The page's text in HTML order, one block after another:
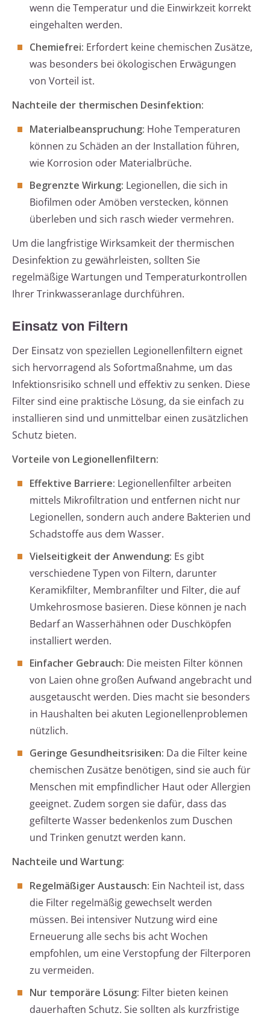
wenn die Temperatur und die Einwirkzeit korrekt
eingehalten werden.
Chemiefrei: Erfordert keine chemischen Zusätze,
was besonders bei ökologischen Erwägungen
von Vorteil ist.
Nachteile der thermischen Desinfektion:
Materialbeanspruchung: Hohe Temperaturen
können zu Schäden an der Installation führen,
wie Korrosion oder Materialbrüche.
Begrenzte Wirkung: Legionellen, die sich in
Biofilmen oder Amöben verstecken, können
überleben und sich rasch wieder vermehren.
Um die langfristige Wirksamkeit der thermischen
Desinfektion zu gewährleisten, sollten Sie
regelmäßige Wartungen und Temperaturkontrollen
Ihrer Trinkwasseranlage durchführen.
Einsatz von Filtern
Der Einsatz von speziellen Legionellenfiltern eignet
sich hervorragend als Sofortmaßnahme, um das
Infektionsrisiko schnell und effektiv zu senken. Diese
Filter sind eine praktische Lösung, da sie einfach zu
installieren sind und unmittelbar einen zusätzlichen
Schutz bieten.
Vorteile von Legionellenfiltern:
Effektive Barriere: Legionellenfilter arbeiten
mittels Mikrofiltration und entfernen nicht nur
Legionellen, sondern auch andere Bakterien und
Schadstoffe aus dem Wasser.
Vielseitigkeit der Anwendung: Es gibt
verschiedene Typen von Filtern, darunter
Keramikfilter, Membranfilter und Filter, die auf
Umkehrosmose basieren. Diese können je nach
Bedarf an Wasserhähnen oder Duschköpfen
installiert werden.
Einfacher Gebrauch: Die meisten Filter können
von Laien ohne großen Aufwand angebracht und
ausgetauscht werden. Dies macht sie besonders
in Haushalten bei akuten Legionellenproblemen
nützlich.
Geringe Gesundheitsrisiken: Da die Filter keine
chemischen Zusätze benötigen, sind sie auch für
Menschen mit empfindlicher Haut oder Allergien
geeignet. Zudem sorgen sie dafür, dass das
gefilterte Wasser bedenkenlos zum Duschen
und Trinken genutzt werden kann.
Nachteile und Wartung:
Regelmäßiger Austausch: Ein Nachteil ist, dass
die Filter regelmäßig gewechselt werden
müssen. Bei intensiver Nutzung wird eine
Erneuerung alle sechs bis acht Wochen
empfohlen, um eine Verstopfung der Filterporen
zu vermeiden.
Nur temporäre Lösung: Filter bieten keinen
dauerhaften Schutz. Sie sollten als kurzfristige